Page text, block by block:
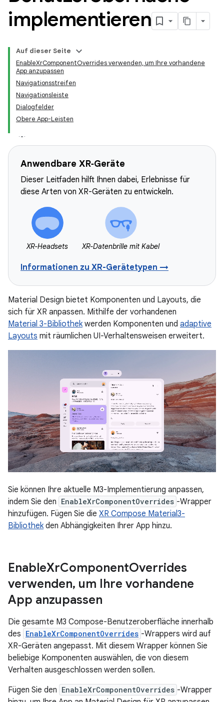
implementieren
Auf dieser Seite
EnableXrComponentOverrides verwenden, um Ihre vorhandene
App anzupassen
Navigationsstreifen
Navigationsleiste
Dialogfelder
Obere App-Leisten
Anwendbare XR‑Geräte
Dieser Leitfaden hilft Ihnen dabei, Erlebnisse für
diese Arten von XR-Geräten zu entwickeln.
XR-Headsets XR-Datenbrille mit Kabel
Informationen zu XR-Gerätetypen →
Material Design bietet Komponenten und Layouts, die
sich für XR anpassen. Mithilfe der vorhandenen
Material 3-Bibliothekwerden Komponenten und adaptive
Layouts mit räumlichen UI-Verhaltensweisen erweitert.
Sie können Ihre aktuelle M3-Implementierung anpassen,
indem Sie den EnableXrComponentOverrides -Wrapper
hinzufügen. Fügen Sie die XR Compose Material3-
Bibliothekden Abhängigkeiten Ihrer App hinzu.
EnableXrComponentOverrides
verwenden, um Ihre vorhandene
App anzupassen
Die gesamte M3 Compose-Benutzeroberfläche innerhalb
des EnableXrComponentOverrides -Wrappers wird auf
XR-Geräten angepasst. Mit diesem Wrapper können Sie
beliebige Komponenten auswählen, die von diesem
Verhalten ausgeschlossen werden sollen.
Fügen Sie den EnableXrComponentOverrides -Wrapper